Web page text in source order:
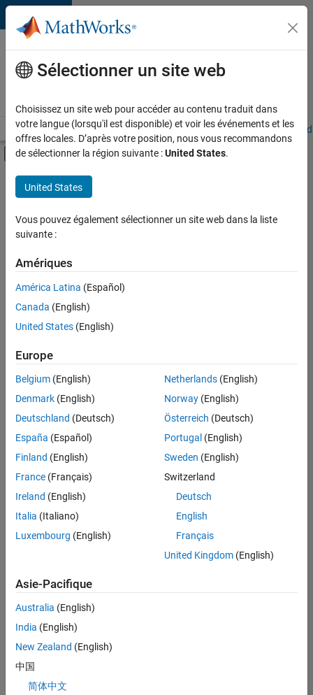
Passer au contenu
Votre
carrière
chez
Accueil Explorer nos opportunités Adresses de nos bureaux
Activer/désactiver l'affichage du menu
Contenu principal
FILTRER PAR
Programme destiné aux nouvelles carrières (EDG)
Applications et outils commerciaux
Ingénierie des processus logiciels
Actuellement,
aucune
offre
d'emploi
correspondant
à vos
critères
de
recherche.
Vous
pouvez
élargir
votre
recherche
ou
afficher
l’ensemble
d'emploi.
malgré
tout
vous
trouvez
pas
Sélectionner un site web
Choisissez un site web pour accéder au contenu traduit dans
votre langue (lorsqu'il est disponible) et voir les événements et les
offres locales. D’après votre position, nous vous recommandons
de sélectionner la région suivante :United States.
United States
Vous pouvez également sélectionner un site web dans la liste
suivante :
Amériques
América Latina (Español)
Canada (English)
United States (English)
Europe
Belgium (English)
Denmark (English)
Deutschland (Deutsch)
España (Español)
Finland (English)
France (Français)
Ireland (English)
Italia (Italiano)
Luxembourg (English)
Netherlands(English)
Norway(English)
Österreich (Deutsch)
Portugal (English)
Sweden (English)
Switzerland
Deutsch
English
Français
United Kingdom(English)
Asie-Pacifique
Australia (English)
India (English)
New Zealand (English)
中国
简体中文